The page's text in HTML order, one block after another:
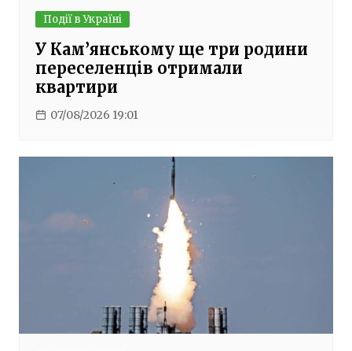
Події в Україні
У Кам’янському ще три родини
переселенців отримали
квартири
07/08/2026 19:01